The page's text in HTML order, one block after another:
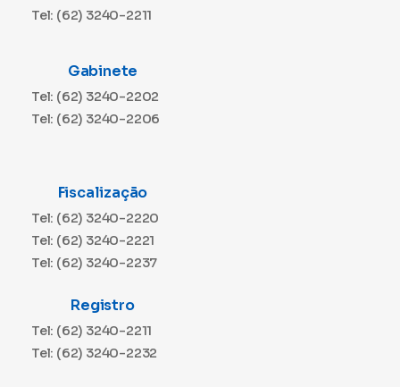
Tel: (62) 3240-2211
Gabinete
Tel: (62) 3240-2202
Tel: (62) 3240-2206
Fiscalização
Tel: (62) 3240-2220
Tel: (62) 3240-2221
Tel: (62) 3240-2237
Registro
Tel: (62) 3240-2211
Tel: (62) 3240-2232